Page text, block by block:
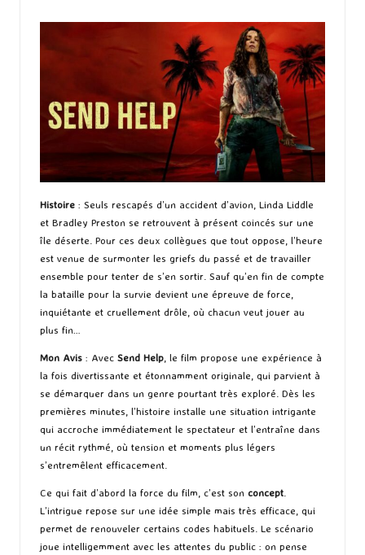
Histoire : Seuls rescapés d’un accident d’avion, Linda Liddle
et Bradley Preston se retrouvent à présent coincés sur une
île déserte. Pour ces deux collègues que tout oppose, l’heure
est venue de surmonter les griefs du passé et de travailler
ensemble pour tenter de s’en sortir. Sauf qu’en fin de compte
la bataille pour la survie devient une épreuve de force,
inquiétante et cruellement drôle, où chacun veut jouer au
plus fin…
Mon Avis : Avec Send Help , le film propose une expérience à
la fois divertissante et étonnamment originale, qui parvient à
se démarquer dans un genre pourtant très exploré. Dès les
premières minutes, l’histoire installe une situation intrigante
qui accroche immédiatement le spectateur et l’entraîne dans
un récit rythmé, où tension et moments plus légers
s’entremêlent efficacement.
Ce qui fait d’abord la force du film, c’est son concept
L’intrigue repose sur une idée simple mais très efficace, qui
permet de renouveler certains codes habituels. Le scénario
joue intelligemment avec les attentes du public : on pense